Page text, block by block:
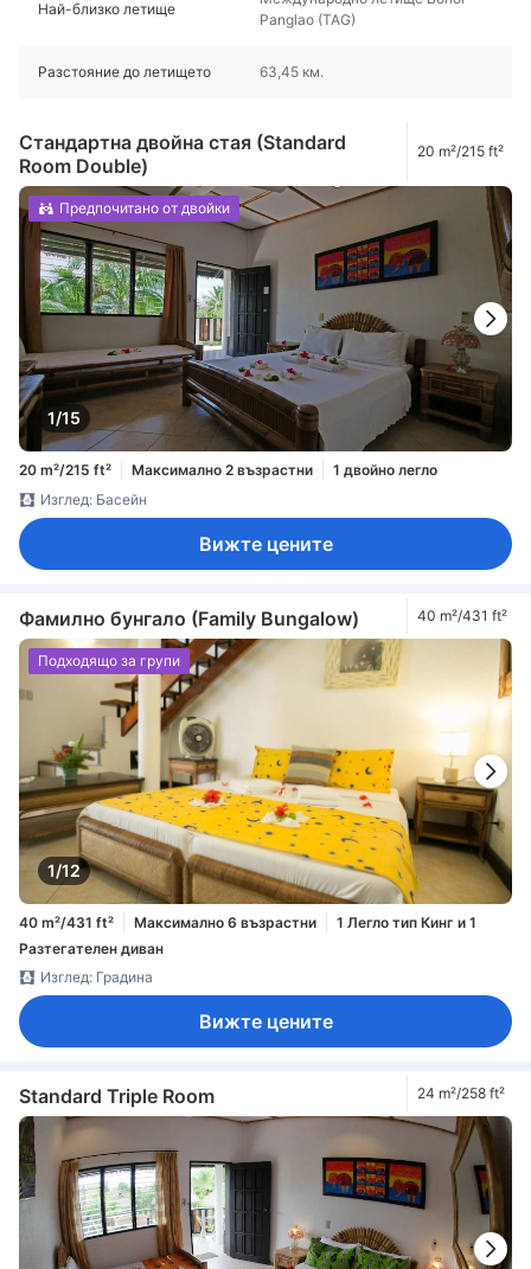
Най-близко летище
Panglao (TAG)
Разстояние до летището 63,45 км.
Стандартна двойна стая (Standard
Room Double)
20 m²/215 ft²
1/15
Предпочитано от двойки
20 m²/215 ft² Максимално 2 възрастни
1 двойно легло
Изглед: Басейн
Вижте цените
Фамилно бунгало (Family Bungalow) 40 m²/431 ft²
1/12
Подходящо за групи
40 m²/431 ft² Максимално 6 възрастни
1 Легло тип Кинг и 1
Разтегателен диван
Изглед: Градина
Вижте цените
Standard Triple Room 24 m²/258 ft²